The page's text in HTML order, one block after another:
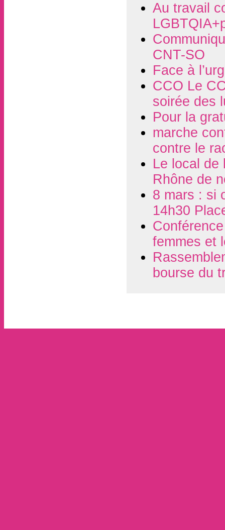
Au travail
CNT-SO
Face à
CCO Le
soirée des
Pour la
marche
contre le
Le local de
Rhône de
8 mars : si
14h30
femmes et
bourse du